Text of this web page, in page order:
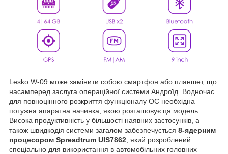
Lesko W-09 може замінити собою смартфон або планшет, що
насамперед заслуга операційної системи Андроїд. Водночас
для повноцінного розкриття функціоналу ОС необхідна
потужна апаратна начинка, якою розташовує ця модель.
Висока продуктивність у більшості наявних застосунків, а
також швидкодія системи загалом забезпечується 8-ядерним
процесором Spreadtrum UIS7862 , який розроблений
спеціально для використання в автомобільних головних